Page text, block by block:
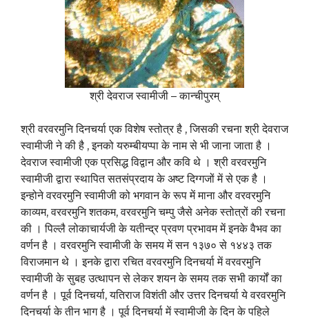
श्री देवराज स्वामीजी – कान्चीपुरम्
श्री वरवरमुनि दिनचर्या एक विशेष स्तोत्र है , जिसकी रचना श्री देवराज
स्वामीजी ने की है , इनको यरुम्बीयप्पा के नाम से भी जाना जाता है ।
देवराज स्वामीजी एक प्रसिद्ध विद्वान और कवि थे । श्री वरवरमुनि
स्वामीजी द्वारा स्थापित सतसंप्रदाय के अष्ट दिग्गजों में से एक है ।
इन्होने वरवरमुनि स्वामीजी को भगवान के रूप में माना और वरवरमुनि
काव्यम, वरवरमुनि शतकम, वरवरमुनि चम्पु जैसे अनेक स्तोत्रों की रचना
की । पिल्लै लोकाचार्यजी के यतीन्द्र प्रवण प्रभावम में इनके वैभव का
वर्णन है । वरवरमुनि स्वामीजी के समय में सन १३७० से १४४३ तक
विराजमान थे । इनके द्वारा रचित वरवरमुनि दिनचर्या में वरवरमुनि
स्वामीजी के सुबह उत्थापन से लेकर शयन के समय तक सभी कार्यों का
वर्णन है । पूर्व दिनचर्या, यतिराज विशंती और उत्तर दिनचर्या ये वरवरमुनि
दिनचर्या के तीन भाग है । पूर्व दिनचर्या में स्वामीजी के दिन के पहिले